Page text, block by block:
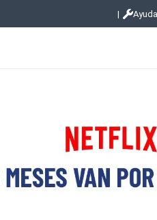
| Ayuda